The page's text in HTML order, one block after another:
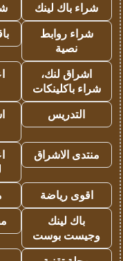
شراء باك لينك
شراء روابط
نصية
اشراق لنك،
شراء باكلينكات
التدريس
منتدى الاشراق
اقوى رياضة
باك لينك
وجيست بوست